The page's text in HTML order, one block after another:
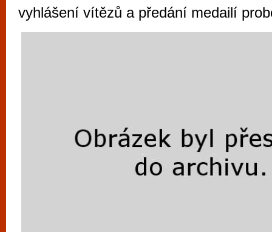
vyhlášení vítězů a předání medailí